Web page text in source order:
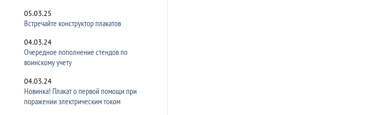
05.03.25
Встречайте конструктор плакатов
04.03.24
Очередное пополнение стендов по
воинскому учету
04.03.24
Новинка! Плакат о первой помощи при
поражении электрическим током